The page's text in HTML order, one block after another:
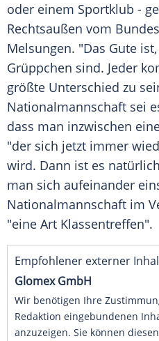
oder einem Sportklub -
Rechtsaußen vom
Melsungen. "Das Gute
Grüppchen sind. Jeder
größte Unterschied zu
Nationalmannschaft sei
dass man inzwischen
"der sich jetzt immer
wird. Dann ist es
man sich aufeinander
Nationalmannschaft im
"eine Art Klassentreffen".
Empfohlener externer
Glomex GmbH
Wir benötigen Ihre
Redaktion eingebundenen
anzuzeigen. Sie können